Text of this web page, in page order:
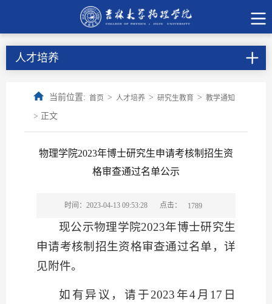
人才培养
当前位置: 首页 > 人才培养 > 研究生教育 > 教学通知
> 正文
物理学院2023年博士研究生申请考核制招生资
格审查通过名单公示
时间：2023-04-13 09:53:28 点击： 1789
现公示物理学院2023年博士研究生
申请考核制招生资格审查通过名单，详
见附件。
如有异议，请于2023 年4 月 17 日